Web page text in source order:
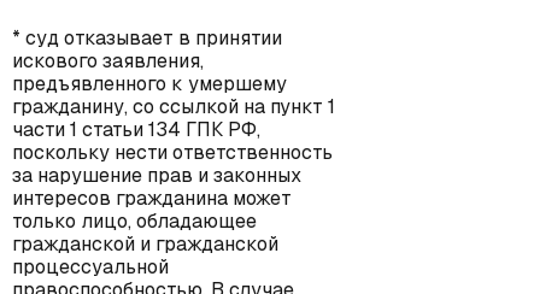
* суд отказывает в принятии
искового заявления,
предъявленного к умершему
гражданину, со ссылкой на пункт 1
части 1 статьи 134 ГПК РФ,
поскольку нести ответственность
за нарушение прав и законных
интересов гражданина может
только лицо, обладающее
гражданской и гражданской
процессуальной